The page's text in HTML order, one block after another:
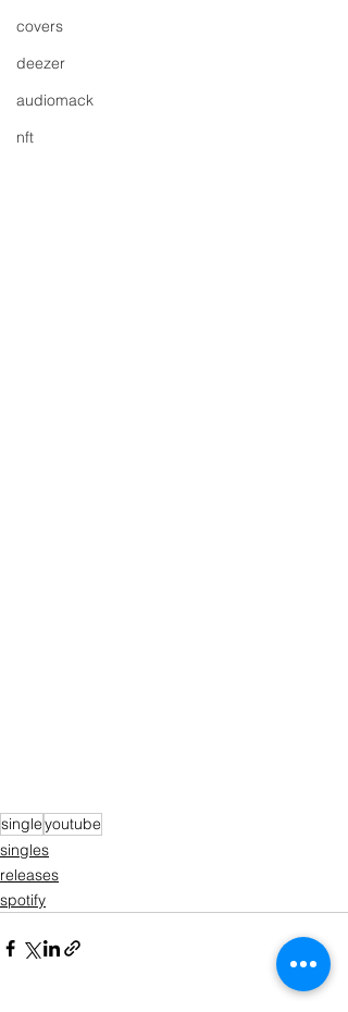
covers
deezer
audiomack
nft
singleyoutube
singles
releases
spotify